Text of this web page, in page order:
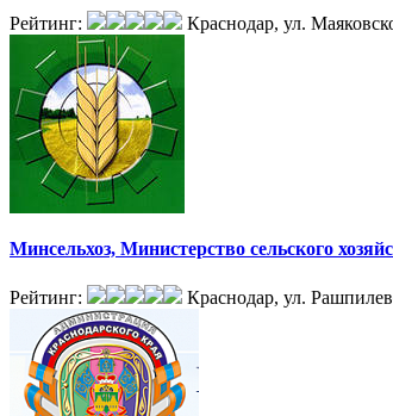
Рейтинг: Краснодар, ул.
Минсельхоз, Министерство сельского
Рейтинг: Краснодар, ул.